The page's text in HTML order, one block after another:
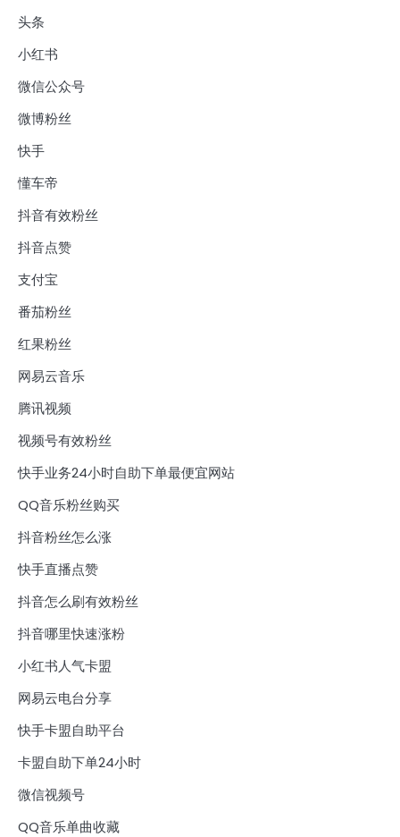
头条
小红书
微信公众号
微博粉丝
快手
懂车帝
抖音有效粉丝
抖音点赞
支付宝
番茄粉丝
红果粉丝
网易云音乐
腾讯视频
视频号有效粉丝
快手业务24小时自助下单最便宜网站
QQ音乐粉丝购买
抖音粉丝怎么涨
快手直播点赞
抖音怎么刷有效粉丝
抖音哪里快速涨粉
小红书人气卡盟
网易云电台分享
快手卡盟自助平台
卡盟自助下单24小时
微信视频号
QQ音乐单曲收藏